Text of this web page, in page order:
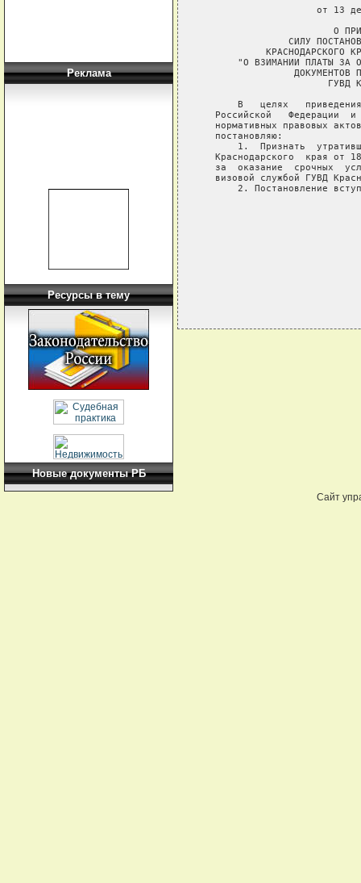
Реклама
Ресурсы в тему
Новые документы РБ
от 13
О
СИЛУ
КРАСНОДАРСКОГО
"О ВЗИМАНИИ ПЛАТЫ ЗА
ДОКУМЕНТОВ
ГУВД
В   целях
Российской   Федерации
нормативных правовых
   постановляю:
1.  Признать
Краснодарского  края от
за  оказание  срочных
визовой службой ГУВД
2. Постановление
Сайт